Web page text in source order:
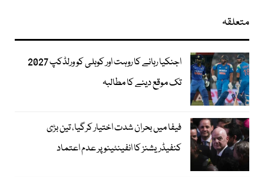
متعلقہ
اجنکیا رہانے کا روہت اور کوہلی کو ورلڈکپ 2027
تک موقع دینے کا مطالبہ
فیفا میں بحران شدت اختیار کرگیا، تین بڑی
کنفیڈریشنز کا انفینٹینو پر عدم اعتماد